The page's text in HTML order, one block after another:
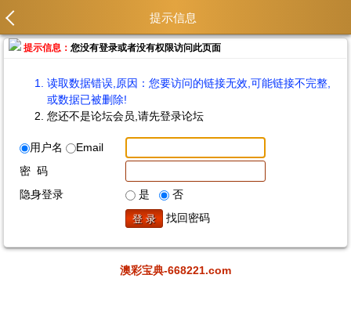
提示信息
提示信息：您没有登录或者没有权限访问此页面
读取数据错误,原因：您要访问的链接无效,可能链接不完整,
或数据已被删除!
您还不是论坛会员,请先登录论坛
用户名
Email
密 码
隐身登录
是
否
找回密码
澳彩宝典-668221.com